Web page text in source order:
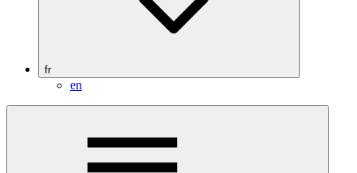
fr
en